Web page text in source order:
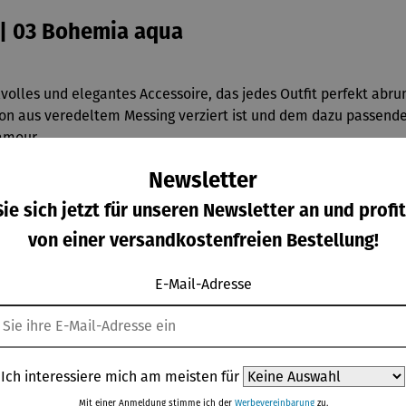
03 Bohemia aqua
und elegantes Accessoire, das jedes Outfit perfekt
aus veredeltem Messing verziert ist und dem dazu
Materialien machen dieses Schmuckset zu einem
der Serie Bohemia aqua sind immer ein Hingucker.
oder als luxuriöse Ergänzung zu jedem Outfit.
Newsletter
sich jetzt für unseren Newsletter an und
von einer versandkostenfreien Bestellung!
E-Mail-Adresse
Ich interessiere mich am meisten für
Mit einer Anmeldung stimme ich der Werbevereinbarungzu.